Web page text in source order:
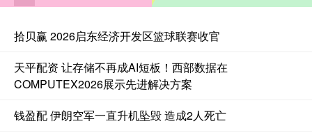
拾贝赢 2026启东经济开发区篮球联赛收官
天平配资 让存储不再成AI短板！西部数据在
COMPUTEX2026展示先进解决方案
钱盈配 伊朗空军一直升机坠毁 造成2人死亡